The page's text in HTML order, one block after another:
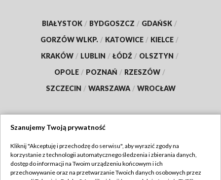
BIAŁYSTOK / BYDGOSZCZ / GDAŃSK /
GORZÓW WLKP. / KATOWICE / KIELCE /
KRAKÓW / LUBLIN / ŁÓDŹ / OLSZTYN /
OPOLE / POZNAŃ / RZESZÓW /
SZCZECIN / WARSZAWA / WROCŁAW
TVP
Abonament TVP
Regulamin TVP
Szanujemy Twoją prywatność
Kliknij "Akceptuję i przechodzę do serwisu", aby wyrazić zgody na
korzystanie z technologii automatycznego śledzenia i zbierania danych,
dostęp do informacji na Twoim urządzeniu końcowym i ich
przechowywanie oraz na przetwarzanie Twoich danych osobowych przez